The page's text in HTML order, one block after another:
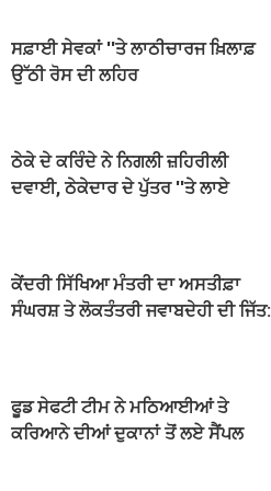
ਸਫ਼ਾਈ ਸੇਵਕਾਂ ''ਤੇ ਲਾਠੀਚਾਰਜ ਖ਼ਿਲਾਫ਼
ਉੱਠੀ ਰੋਸ ਦੀ ਲਹਿਰ
ਠੇਕੇ ਦੇ ਕਰਿੰਦੇ ਨੇ ਨਿਗਲੀ ਜ਼ਹਿਰੀਲੀ
ਦਵਾਈ, ਠੇਕੇਦਾਰ ਦੇ ਪੁੱਤਰ ''ਤੇ ਲਾਏ
ਕੇਂਦਰੀ ਸਿੱਖਿਆ ਮੰਤਰੀ ਦਾ ਅਸਤੀਫ਼ਾ
ਸੰਘਰਸ਼ ਤੇ ਲੋਕਤੰਤਰੀ ਜਵਾਬਦੇਹੀ ਦੀ ਜਿੱਤ:
ਫੂਡ ਸੇਫਟੀ ਟੀਮ ਨੇ ਮਠਿਆਈਆਂ ਤੇ
ਕਰਿਆਨੇ ਦੀਆਂ ਦੁਕਾਨਾਂ ਤੋਂ ਲਏ ਸੈਂਪਲ